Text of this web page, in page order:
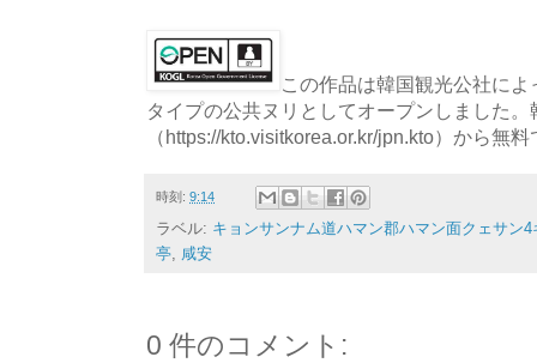
この作品は韓国観光公社に
タイプの公共ヌリとしてオープンしました。
（https://kto.visitkorea.or.kr/jpn.kto）から無
時刻: 9:14
ラベル: キョンサンナム道ハマン郡ハマン面クェサン4
亭, 咸安
0 件のコメント: